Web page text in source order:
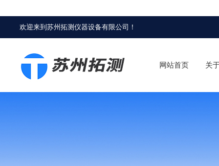
欢迎来到苏州拓测仪器设备有限公司 ！
网站首页 关